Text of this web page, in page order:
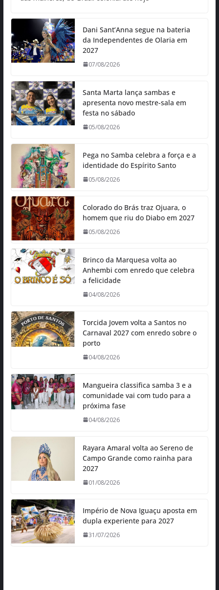
Dani Sant’Anna segue na bateria
da Independentes de Olaria em
2027
07/08/2026
Santa Marta lança sambas e
apresenta novo mestre-sala em
festa no sábado
05/08/2026
Pega no Samba celebra a força e a
identidade do Espírito Santo
05/08/2026
Colorado do Brás traz Ojuara, o
homem que riu do Diabo em 2027
05/08/2026
Brinco da Marquesa volta ao
Anhembi com enredo que celebra
a felicidade
04/08/2026
Torcida Jovem volta a Santos no
Carnaval 2027 com enredo sobre o
porto
04/08/2026
Mangueira classifica samba 3 e a
comunidade vai com tudo para a
próxima fase
04/08/2026
Rayara Amaral volta ao Sereno de
Campo Grande como rainha para
2027
01/08/2026
Império de Nova Iguaçu aposta em
dupla experiente para 2027
31/07/2026